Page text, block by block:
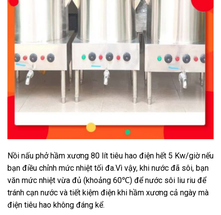
Nồi nấu phở hầm xương 80 lít tiêu hao điện hết 5 Kw/giờ nếu
bạn điều chỉnh mức nhiệt tối đa.Vì vậy, khi nước đã sôi, bạn
văn mức nhiệt vừa đủ (khoảng 60℃) để nước sôi liu riu để
tránh cạn nước và tiết kiệm điện khi hầm xương cả ngày mà
điện tiêu hao không đáng kể.